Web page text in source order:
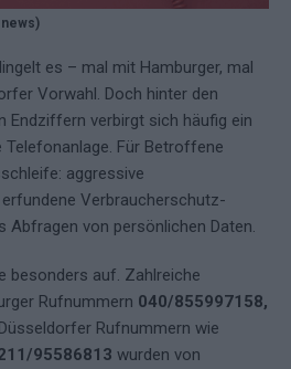
es – mal mit Hamburger, mal
Vorwahl. Doch hinter den
Endziffern verbirgt sich häufig ein
Telefonanlage. Für Betroffene
aggressive
Verbraucherschutz-
Abfragen von persönlichen Daten.
besonders auf. Zahlreiche
Rufnummern 040/855997158,
Rufnummern wie
95586813 wurden von